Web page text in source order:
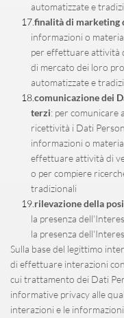
automatizzate e
finalità di marketing
informazioni o
per effettuare attività
di mercato dei loro
automatizzate e
comunicazione dei
terzi: per comunicare
ricettività i Dati
informazioni o
effettuare attività di
o per compiere
tradizionali
rilevazione della
la presenza
la presenza
Sulla base del legittimo
di effettuare interazioni
cui trattamento dei Dati
informative privacy alle
interazioni e le